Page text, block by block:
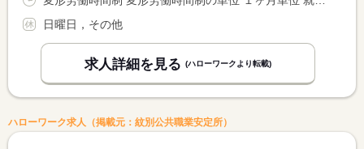
日曜日，その他
求人詳細を見る (ハローワークより転載)
ハローワーク求人（掲載元：紋別公共職業安定所）